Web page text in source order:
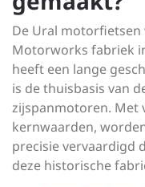
De Ural
Motorworks fabriek
heeft een lange
is de thuisbasis van
zijspanmotoren. Met
kernwaarden,
precisie vervaardigd
deze historische